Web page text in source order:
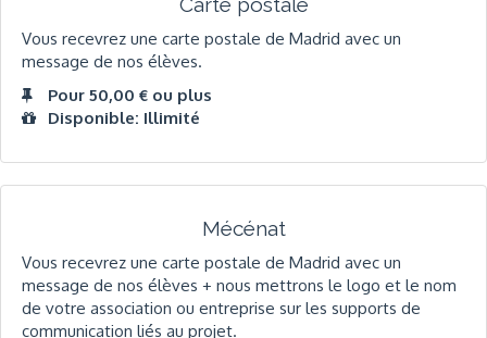
Vous recevrez une carte postale de Madrid avec un
message de nos élèves.
Pour 50,00 € ou plus
Disponible: Illimité
Mécénat
Vous recevrez une carte postale de Madrid avec un
message de nos élèves + nous mettrons le logo et le nom
de votre association ou entreprise sur les supports de
communication liés au projet.